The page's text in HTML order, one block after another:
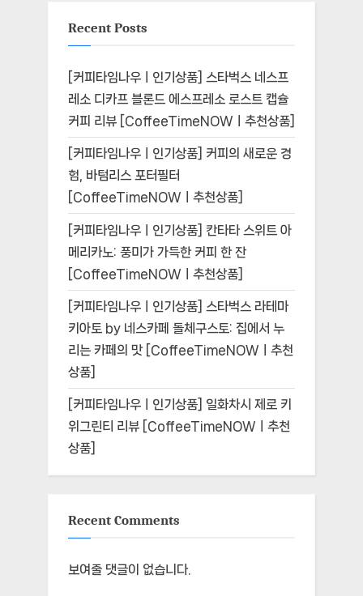
Recent Posts
[커피타임나우ㅣ인기상품] 스타벅스 네스프
레소 디카프 블론드 에스프레소 로스트 캡슐
커피 리뷰 [CoffeeTimeNOWㅣ추천상품]
[커피타임나우ㅣ인기상품] 커피의 새로운 경
험, 바텀리스 포터필터
[CoffeeTimeNOWㅣ추천상품]
[커피타임나우ㅣ인기상품] 칸타타 스위트 아
메리카노: 풍미가 가득한 커피 한 잔
[CoffeeTimeNOWㅣ추천상품]
[커피타임나우ㅣ인기상품] 스타벅스 라테마
키아토 by 네스카페 돌체구스토: 집에서 누
리는 카페의 맛 [CoffeeTimeNOWㅣ추천
상품]
[커피타임나우ㅣ인기상품] 일화차시 제로 키
위그린티 리뷰 [CoffeeTimeNOWㅣ추천
상품]
Recent Comments
보여줄 댓글이 없습니다.